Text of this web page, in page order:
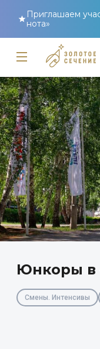
Приглашаем
нота»
Юнкоры в
Смены. Интенсивы